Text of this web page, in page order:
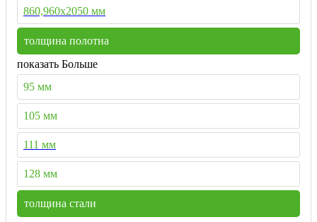
860,960х2050 мм
толщина полотна
показать Больше
95 мм
105 мм
111 мм
128 мм
толщина стали